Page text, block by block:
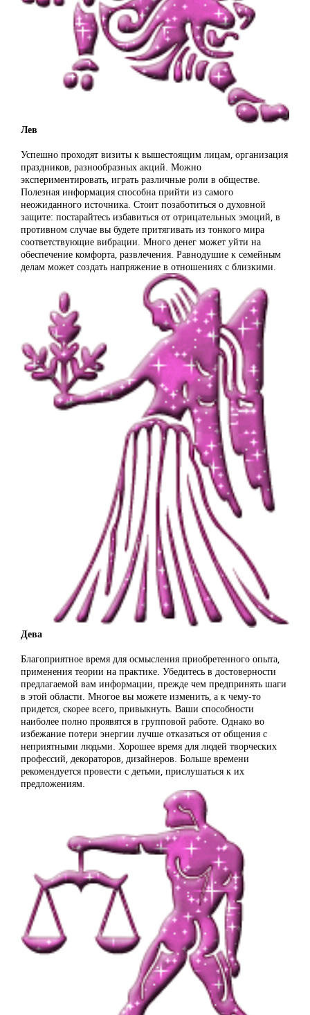
Лев
Успешно проходят визиты к вышестоящим лицам, организация
праздников, разнообразных акций. Можно
экспериментировать, играть различные роли в обществе.
Полезная информация способна прийти из самого
неожиданного источника. Стоит позаботиться о духовной
защите: постарайтесь избавиться от отрицательных эмоций, в
противном случае вы будете притягивать из тонкого мира
соответствующие вибрации. Много денег может уйти на
обеспечение комфорта, развлечения. Равнодушие к семейным
делам может создать напряжение в отношениях с близкими.
Дева
Благоприятное время для осмысления приобретенного опыта,
применения теории на практике. Убедитесь в достоверности
предлагаемой вам информации, прежде чем предпринять шаги
в этой области. Многое вы можете изменить, а к чему-то
придется, скорее всего, привыкнуть. Ваши способности
наиболее полно проявятся в групповой работе. Однако во
избежание потери энергии лучше отказаться от общения с
неприятными людьми. Хорошее время для людей творческих
профессий, декораторов, дизайнеров. Больше времени
рекомендуется провести с детьми, прислушаться к их
предложениям.